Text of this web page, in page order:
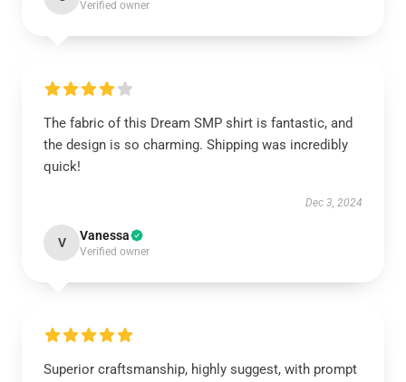
Verified owner
The fabric of this Dream SMP shirt is fantastic, and
the design is so charming. Shipping was incredibly
quick!
Dec 3, 2024
V Vanessa
Verified owner
Superior craftsmanship, highly suggest, with prompt